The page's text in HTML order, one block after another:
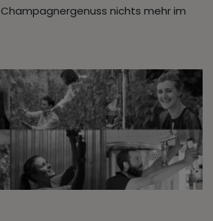
nichts mehr im